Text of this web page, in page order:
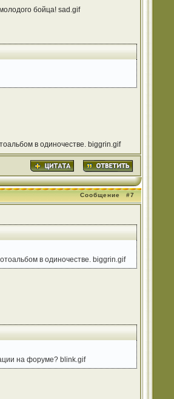
бойца! sad.gif
в одиночестве. biggrin.gif
Сообщение #7
в одиночестве. biggrin.gif
на форуме? blink.gif